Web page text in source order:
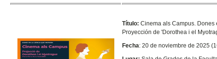
Título:Cinema als Campus.
Proyección de 'Dorothea i el
Fecha: 20 de noviembre de 2025